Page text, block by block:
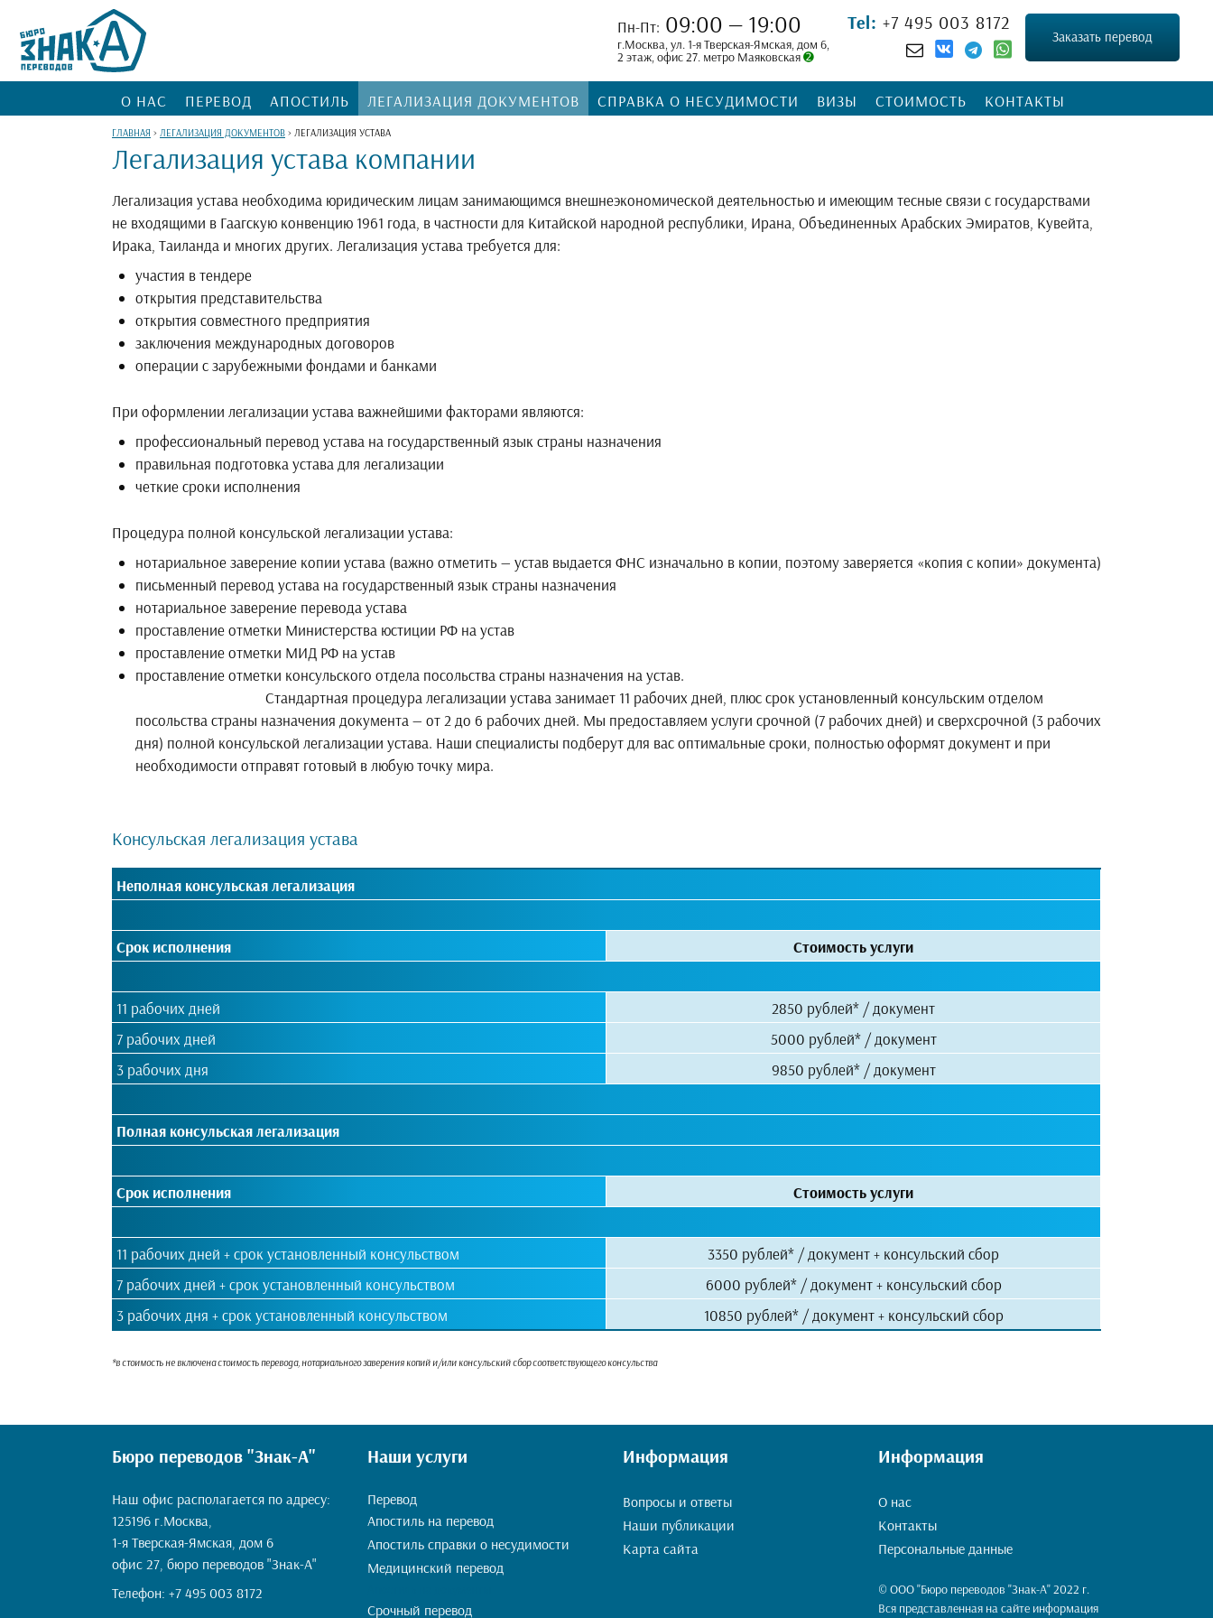
Заказать перевод
Tel: +7 495 003 8172
Пн-Пт: 09:00 — 19:00
г.Москва, ул. 1-я Тверская-Ямская, дом 6,
2 этаж, офис 27. метро Маяковская➋
О НАС ПЕРЕВОД АПОСТИЛЬ ЛЕГАЛИЗАЦИЯ ДОКУМЕНТОВ СПРАВКА О НЕСУДИМОСТИ ВИЗЫ СТОИМОСТЬ КОНТАКТЫ
ГЛАВНАЯ > ЛЕГАЛИЗАЦИЯ ДОКУМЕНТОВ > ЛЕГАЛИЗАЦИЯ УСТАВА
Легализация устава компании
Легализация устава необходима юридическим лицам занимающимся внешнеэкономической деятельностью и имеющим тесные связи с государствами
не входящими в Гаагскую конвенцию 1961 года, в частности для Китайской народной республики, Ирана, Объединенных Арабских Эмиратов, Кувейта,
Ирака, Таиланда и многих других. Легализация устава требуется для:
участия в тендере
открытия представительства
открытия совместного предприятия
заключения международных договоров
операции с зарубежными фондами и банками
При оформлении легализации устава важнейшими факторами являются:
профессиональный перевод устава на государственный язык страны назначения
правильная подготовка устава для легализации
четкие сроки исполнения
Процедура полной консульской легализации устава:
нотариальное заверение копии устава (важно отметить — устав выдается ФНС изначально в копии, поэтому заверяется «копия с копии» документа)
письменный перевод устава на государственный язык страны назначения
нотариальное заверение перевода устава
проставление отметки Министерства юстиции РФ на устав
проставление отметки МИД РФ на устав
проставление отметки консульского отдела посольства страны назначения на устав.
Стандартная процедура легализации устава занимает 11 рабочих дней, плюс срок установленный консульским отделом
посольства страны назначения документа — от 2 до 6 рабочих дней. Мы предоставляем услуги срочной (7 рабочих дней) и сверхсрочной (3 рабочих
дня) полной консульской легализации устава. Наши специалисты подберут для вас оптимальные сроки, полностью оформят документ и при
необходимости отправят готовый в любую точку мира.
Консульская легализация устава
Неполная консульская легализация
Срок исполнения Стоимость услуги
11 рабочих дней
2850 рублей* / документ
7 рабочих дней
5000 рублей* / документ
3 рабочих дня
9850 рублей* / документ
Полная консульская легализация
Срок исполнения Стоимость услуги
11 рабочих дней + срок установленный консульством
3350 рублей* / документ + консульский сбор
7 рабочих дней + срок установленный консульством
6000 рублей* / документ + консульский сбор
3 рабочих дня + срок установленный консульством
10850 рублей* / документ + консульский сбор
*в стоимость не включена стоимость перевода, нотариального заверения копий и/или консульский сбор соответствующего консульства
Бюро переводов "Знак-А"
Наш офис располагается по адресу:
125196 г.Москва,
1-я Тверская-Ямская, дом 6
офис 27, бюро переводов "Знак-А"
Телефон: +7 495 003 8172
Наши услуги
Перевод
Апостиль на перевод
Апостиль справки о несудимости
Медицинский перевод
Срочный перевод
Информация
Вопросы и ответы
Наши публикации
Карта сайта
Информация
О нас
Контакты
Персональные данные
© ООО "Бюро переводов "Знак-А" 2022 г.
Вся представленная на сайте информация